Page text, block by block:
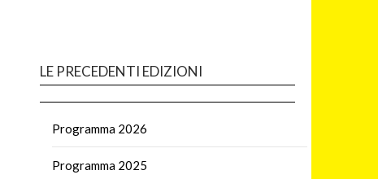
LE PRECEDENTI EDIZIONI
Programma 2026
Programma 2025